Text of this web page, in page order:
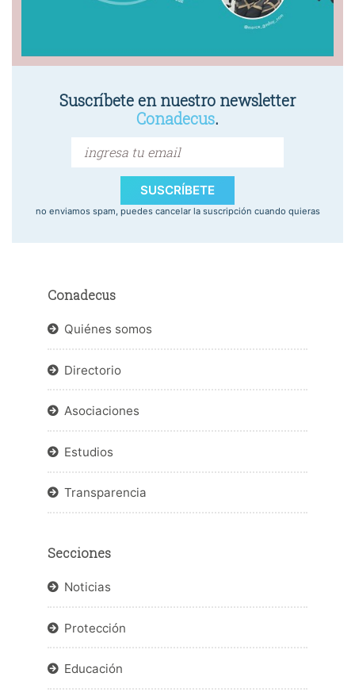
Suscríbete en nuestro newsletter
Conadecus.
SUSCRÍBETE
no enviamos spam, puedes cancelar la suscripción cuando quieras
Conadecus
Quiénes somos
Directorio
Asociaciones
Estudios
Transparencia
Secciones
Noticias
Protección
Educación